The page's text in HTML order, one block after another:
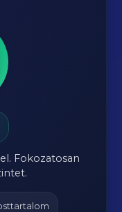
Fokozatosan